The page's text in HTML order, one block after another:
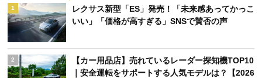
1
レクサス新型「ES」発売！「未来感あってかっこ
いい」「価格が高すぎる」SNSで賛否の声
2
【カー用品店】売れているレーダー探知機TOP10
｜安全運転をサポートする人気モデルは？【2026